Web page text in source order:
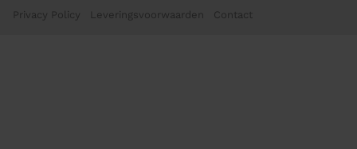
Privacy Policy Leveringsvoorwaarden Contact